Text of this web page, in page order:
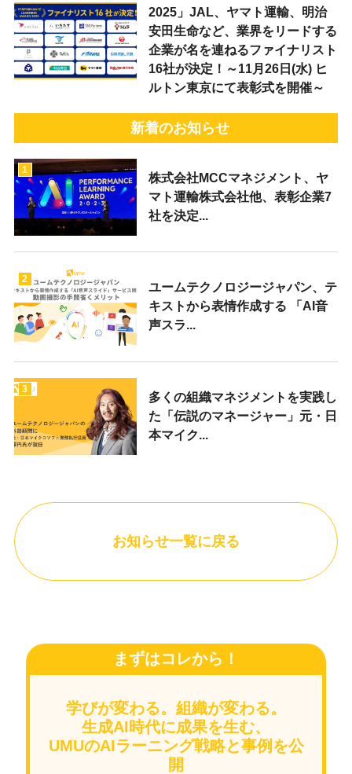
2025」JAL、ヤマト運輸、明治
安田生命など、業界をリードする
企業が名を連ねるファイナリスト
16社が決定！～11月26日(水) ヒ
ルトン東京にて表彰式を開催～
新着のお知らせ
1
株式会社MCCマネジメント、ヤ
マト運輸株式会社他、表彰企業7
社を決定...
2
ユームテクノロジージャパン、テ
キストから表情作成する 「AI音
声スラ...
3
多くの組織マネジメントを実践し
た「伝説のマネージャー」元・日
本マイク...
お知らせ一覧に戻る
まずはコレから！
学びが変わる。組織が変わる。
生成AI時代に成果を生む、
UMUのAIラーニング戦略と事例を公
開